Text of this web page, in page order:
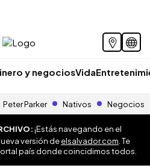
y negociosVida
Peter Parker Nativos Negocios
¡Estás navegando en el
versión deelsalvador.com . Te
país donde coincidimos todos.